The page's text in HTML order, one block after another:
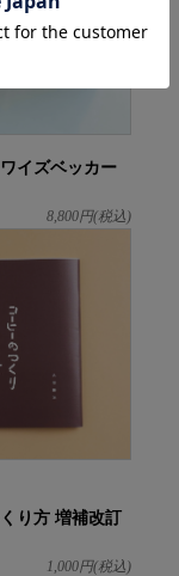
イズベッカー
8,800円(税込)
り方 増補改訂
1,000円(税込)